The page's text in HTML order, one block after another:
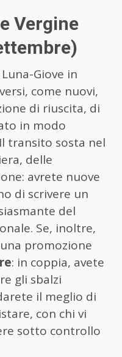
Vergine
Giove in
come nuovi,
di riuscita, di
in modo
transito sosta nel
delle
avrete nuove
di scrivere un
del
Se, inoltre,
promozione
: in coppia, avete
gli sbalzi
il meglio di
con chi vi
sotto controllo